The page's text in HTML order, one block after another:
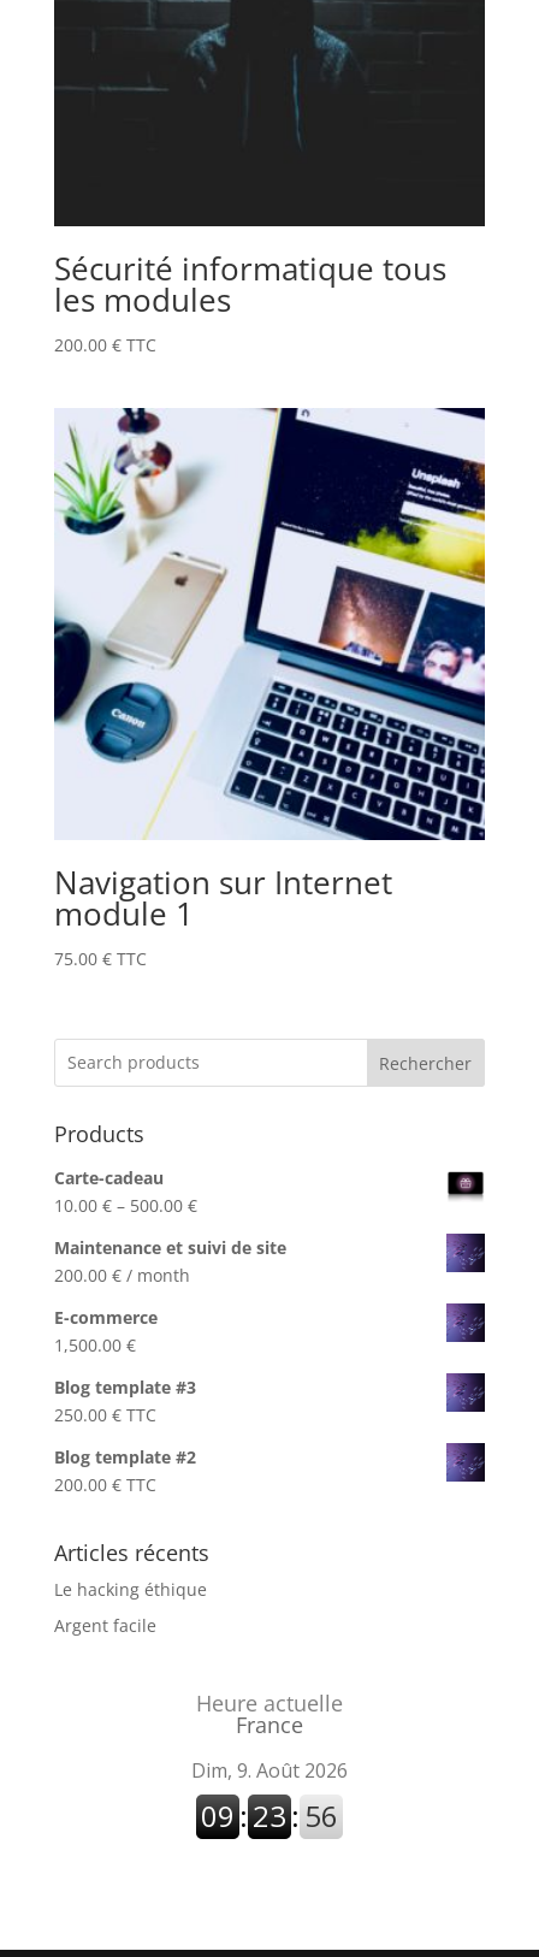
Sécurité informatique tous
les modules
200.00 € TTC
Navigation sur Internet
module 1
75.00 € TTC
Rechercher
Products
Carte-cadeau
10.00 € – 500.00 €Price
10.00 €
Maintenance et suivi de site
200.00 €/ month
E-commerce
1,500.00 €
Blog template #3
250.00 € TTC
Blog template #2
200.00 € TTC
Articles récents
Le hacking éthique
Argent facile
Heure actuelle
France